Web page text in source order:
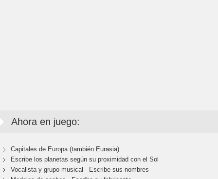
Ahora en juego:
Capitales de Europa (también Eurasia)
Escribe los planetas según su proximidad con el Sol
Vocalista y grupo musical - Escribe sus nombres